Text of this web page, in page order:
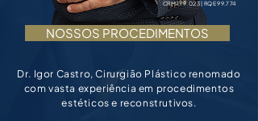
CRM 179.023 | RQE 99.774
NOSSOS PROCEDIMENTOS
Dr. Igor Castro, Cirurgião Plástico renomado
com vasta experiência em procedimentos
estéticos e reconstrutivos.